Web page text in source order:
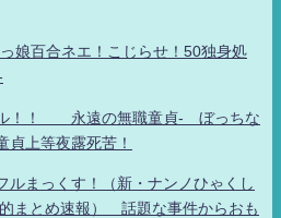
娘百合ネエ！こじらせ！50独身処
ル！！ 永遠の無職童貞- ぼっちな
貞上等夜露死苦！
ルまっくす！（新・ナンノひゃくし
まとめ速報） 話題な事件からおも